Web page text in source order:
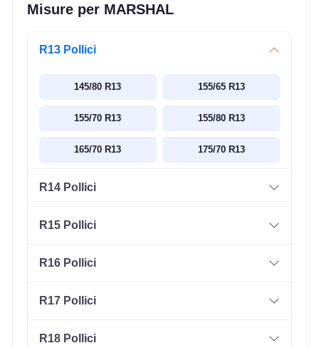
Misure per MARSHAL
R13 Pollici
145/80 R13 155/65 R13
155/70 R13 155/80 R13
165/70 R13 175/70 R13
R14 Pollici
R15 Pollici
R16 Pollici
R17 Pollici
R18 Pollici